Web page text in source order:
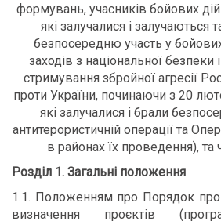
формувань, учасників бойових
які залучалися і залучаються
безпосередню участь у бойових
заходів з національної безпеки і
стримування збройної агресії
проти України, починаючи з 20
які залучалися і брали
антитерористичній операції та
в районах їх проведення), та
Розділ 1. Загальні положення
1.1. Положенням про Порядок
визначення проєктів